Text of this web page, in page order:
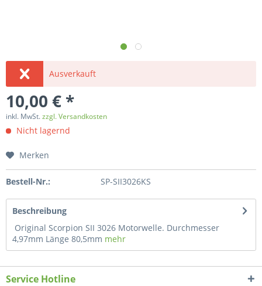
Ausverkauft
10,00 € *
inkl. MwSt.zzgl. Versandkosten
Nicht lagernd
Merken
Bestell-Nr.: SP-SII3026KS
Beschreibung
Original Scorpion SII 3026 Motorwelle. Durchmesser
4,97mm Länge 80,5mm mehr
Service Hotline